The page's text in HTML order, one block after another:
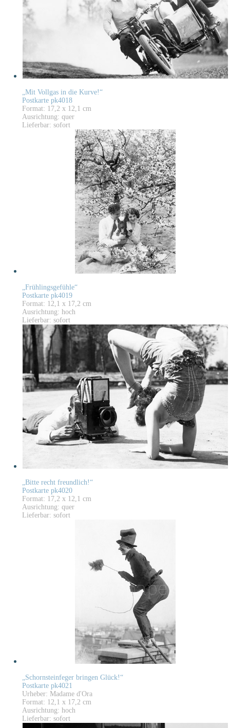
„Mit Vollgas in die Kurve!“
Postkarte pk4018
Format: 17,2 x 12,1 cm
Ausrichtung: quer
Lieferbar: sofort
„Frühlingsgefühle“
Postkarte pk4019
Format: 12,1 x 17,2 cm
Ausrichtung: hoch
Lieferbar: sofort
„Bitte recht freundlich!“
Postkarte pk4020
Format: 17,2 x 12,1 cm
Ausrichtung: quer
Lieferbar: sofort
„Schornsteinfeger bringen Glück!“
Postkarte pk4021
Urheber: Madame d'Ora
Format: 12,1 x 17,2 cm
Ausrichtung: hoch
Lieferbar: sofort